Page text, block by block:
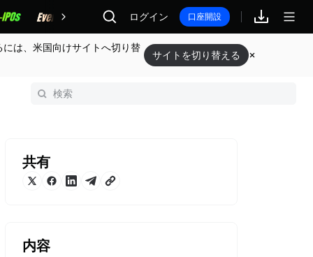
報酬 ログイン 口座開設
は、米国向けサイトへ切り替
サイトを切り替える
共有
内容